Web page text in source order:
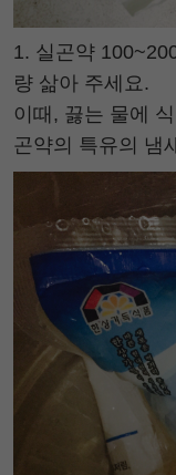
1. 실곤약
량 삶아 주세요.
이때, 끓는 물에
곤약의 특유의 냄